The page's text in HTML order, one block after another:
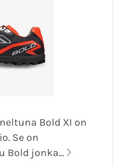
Bold XI on
Se on
Bold jonka...